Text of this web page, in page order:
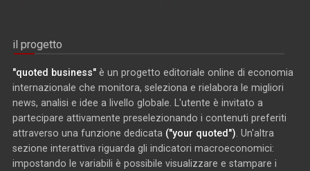
il progetto
"quoted business" è un progetto editoriale online di economia
internazionale che monitora, seleziona e rielabora le migliori
news, analisi e idee a livello globale. L'utente è invitato a
partecipare attivamente preselezionando i contenuti preferiti
attraverso una funzione dedicata ("your quoted") . Un'altra
sezione interattiva riguarda gli indicatori macroeconomici:
impostando le variabili è possibile visualizzare e stampare i